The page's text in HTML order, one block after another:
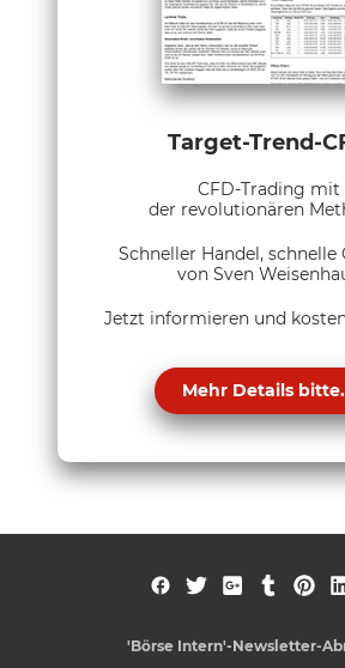
Target-Trend-
CFD-Trading mit
der revolutionären
Schneller Handel, schnelle
von Sven
Jetzt informieren und
Mehr Details
'Börse Intern'-Newsletter-